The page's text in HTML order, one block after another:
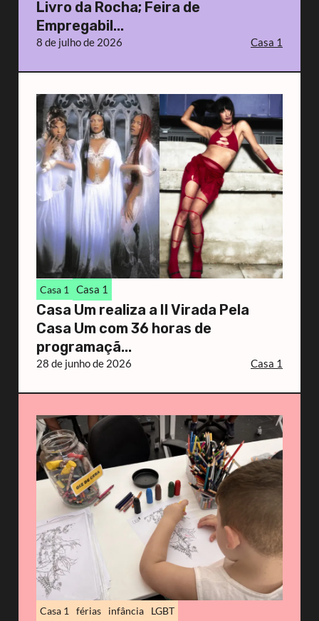
Livro da Rocha; Feira de
Empregabil...
8 de julho de 2026 Casa 1
Casa 1 Casa 1
Casa Um realiza a II Virada Pela
Casa Um com 36 horas de
programaçã...
28 de junho de 2026 Casa 1
Casa 1 férias infância LGBT